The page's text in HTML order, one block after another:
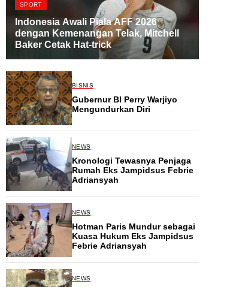
SPORT
Indonesia Awali Piala AFF 2026
dengan Kemenangan Telak, Mitchell
Baker Cetak Hat-trick
BISNIS
Gubernur BI Perry Warjiyo
Mengundurkan Diri
NEWS
Kronologi Tewasnya Penjaga
Rumah Eks Jampidsus Febrie
Adriansyah
NEWS
Hotman Paris Mundur sebagai
Kuasa Hukum Eks Jampidsus
Febrie Adriansyah
NEWS